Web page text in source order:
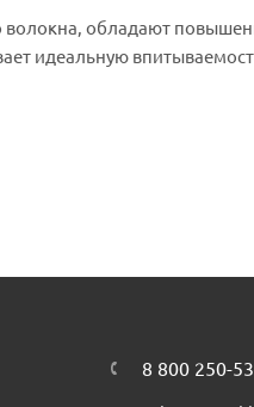
обладают
идеальную
полиэстера, который
8 800 250-